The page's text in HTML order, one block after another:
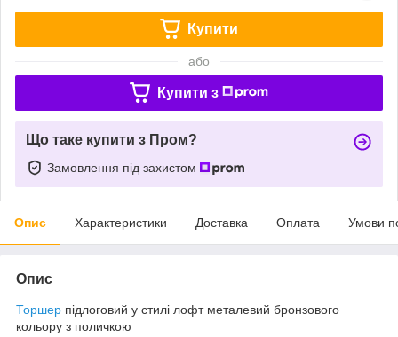
Купити
або
Купити з
Що таке купити з Пром?
Замовлення під захистом
Опис Характеристики Доставка Оплата Умови
Опис
Торшер підлоговий у стилі лофт металевий бронзового
кольору з поличкою